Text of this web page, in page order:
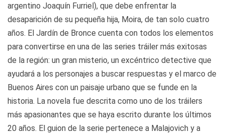
argentino Joaquín Furriel), que debe enfrentar la
desaparición de su pequeña hija, Moira, de tan solo cuatro
años. El Jardín de Bronce cuenta con todos los elementos
para convertirse en una de las series tráiler más exitosas
de la región: un gran misterio, un excéntrico detective que
ayudará a los personajes a buscar respuestas y el marco de
Buenos Aires con un paisaje urbano que se funde en la
historia. La novela fue descrita como uno de los tráilers
más apasionantes que se haya escrito durante los últimos
20 años. El guion de la serie pertenece a Malajovich y a